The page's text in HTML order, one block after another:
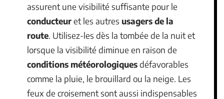
assurent une visibilité suffisante pour le
conducteuret les autres usagers de la
route. Utilisez-les dès la tombée de la nuit et
lorsque la visibilité diminue en raison de
conditions météorologiquesdéfavorables
comme la pluie, le brouillard ou la neige. Les
feux de croisement sont aussi indispensables